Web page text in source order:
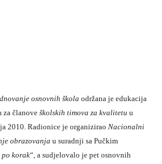
osnovnih škola održana je edukacija
za članove školskih timova za kvalitetu u
2010. Radionice je organizirao Nacionalni
obrazovanja u suradnji sa Pučkim
korak“, a sudjelovalo je pet osnovnih